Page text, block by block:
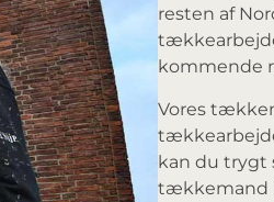
resten af
kommende
Vores
kan du trygt
tækkemand